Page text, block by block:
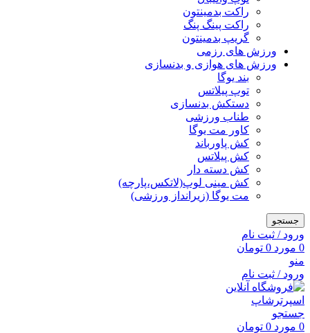
راکت بدمینتون
راکت پینگ پنگ
گریپ بدمینتون
ورزش های رزمی
ورزش های هوازی و بدنسازی
بند یوگا
توپ پیلاتس
دستکش بدنسازی
طناب ورزشی
کاور مت یوگا
کش پاورباند
کش پیلاتس
کش دسته دار
کش مینی لوپ(لاتکس،پارچه)
مت یوگا (زیرانداز ورزشی)
جستجو
ورود / ثبت نام
0 مورد 0 تومان
منو
ورود / ثبت نام
جستجو
0 مورد 0 تومان